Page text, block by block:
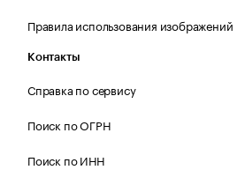
Правила использования изображений
Контакты
Справка по сервису
Поиск по ОГРН
Поиск по ИНН